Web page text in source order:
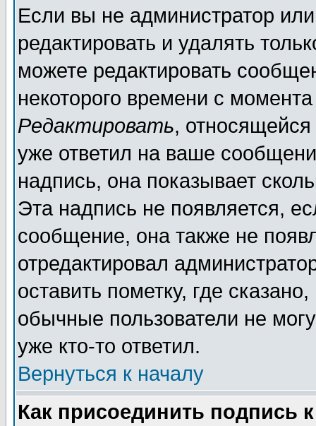
Если вы не администратор
редактировать и удалять
можете редактировать
некоторого времени с
Редактировать,
уже ответил на ваше
надпись, она показывает
Эта надпись не появляется,
сообщение, она также не
отредактировал
оставить пометку, где
обычные пользователи не
уже кто-то ответил.
Вернуться к началу
Как присоединить подпись